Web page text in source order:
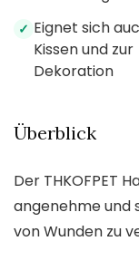
✓ Eignet sich
Kissen und zur
Dekoration
Überblick
Der THKOFPET
angenehme und
von Wunden zu